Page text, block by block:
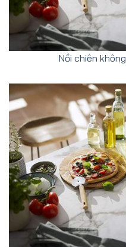
Nồi chiên